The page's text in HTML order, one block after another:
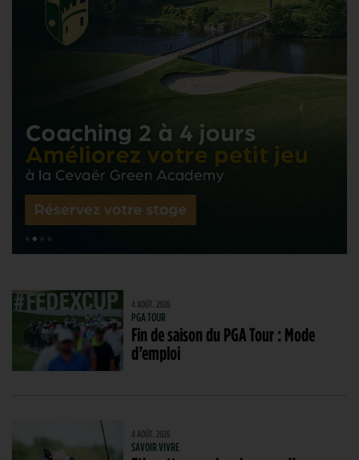
4 AOÛT. 2026
PGA TOUR
Fin de saison du PGA Tour : Mode
d’emploi
4 AOÛT. 2026
SAVOIR VIVRE